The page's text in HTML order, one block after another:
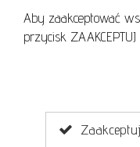
Aby zaakceptować
przycisk ZAAKCEPTUJ